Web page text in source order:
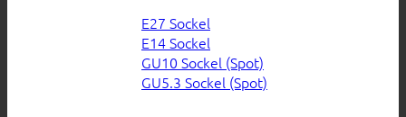
E27 Sockel
E14 Sockel
GU10 Sockel (Spot)
GU5.3 Sockel (Spot)